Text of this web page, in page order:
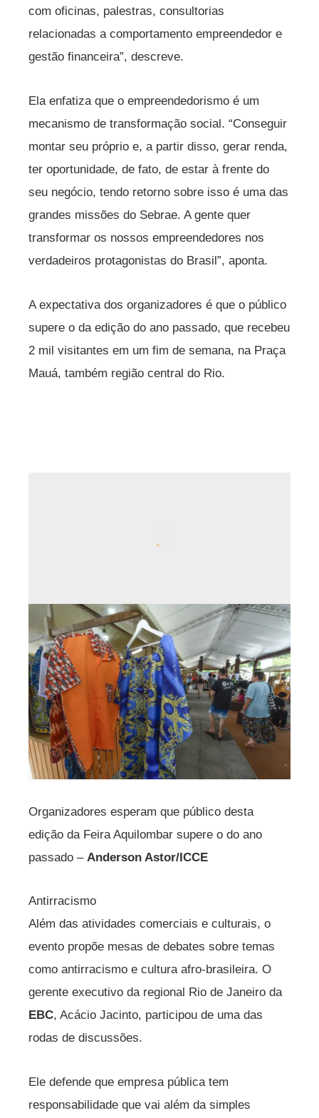
com oficinas, palestras, consultorias
relacionadas a comportamento empreendedor e
gestão financeira”, descreve.
Ela enfatiza que o empreendedorismo é um
mecanismo de transformação social. “Conseguir
montar seu próprio e, a partir disso, gerar renda,
ter oportunidade, de fato, de estar à frente do
seu negócio, tendo retorno sobre isso é uma das
grandes missões do Sebrae. A gente quer
transformar os nossos empreendedores nos
verdadeiros protagonistas do Brasil”, aponta.
A expectativa dos organizadores é que o público
supere o da edição do ano passado, que recebeu
2 mil visitantes em um fim de semana, na Praça
Mauá, também região central do Rio.
Organizadores esperam que público desta
edição da Feira Aquilombar supere o do ano
passado – Anderson Astor/ICCE
Antirracismo
Além das atividades comerciais e culturais, o
evento propõe mesas de debates sobre temas
como antirracismo e cultura afro-brasileira. O
gerente executivo da regional Rio de Janeiro da
EBC, Acácio Jacinto, participou de uma das
rodas de discussões.
Ele defende que empresa pública tem
responsabilidade que vai além da simples